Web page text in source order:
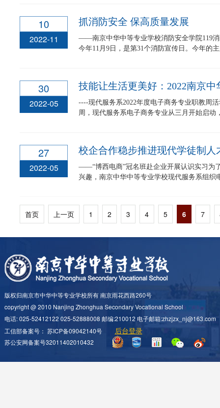
10
2022-11
抓消防安全 保高质量发展
——南京中华中等专业学校消防安全学院119
今年11月9日，是第31个消防宣传日。今年的
30
2022-05
技能让生活更美好：2022南京
----现代服务系2022年度电子商务专业职教周
周，现代服务系电子商务专业从三月开始启动
27
2022-05
校企合作稳步推进现代学徒制人
——“博西电商”冠名班赴企业开展认识实习为
兴趣，南京中华中等专业学校现代服务系组织
首页 上一页 1 2 3 4 5 6 7
版权归南京市中华中等专业学校所有 南京雨花西路260号
copyright @ 2010 Nanjing Zhonghua Secondary Vocational School
电话: 025-52412122 025-52888008 邮编:210012 电子邮箱:zhzjzx_nj@163.com
工信部备案号： 苏ICP备09042140号 后台登录
苏公安网备案号32011402010432